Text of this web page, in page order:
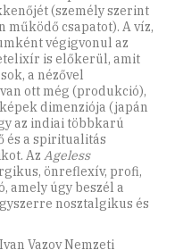
(személy szerint
csapatot). A víz,
végigvonul az
is előkerül, amit
a nézővel
ott még (produkció),
dimenziója (japán
az indiai többkarú
és a spiritualitás
AzAgeless
önreflexív, profi,
amely úgy beszél a
nosztalgikus és
Vazov Nemzeti